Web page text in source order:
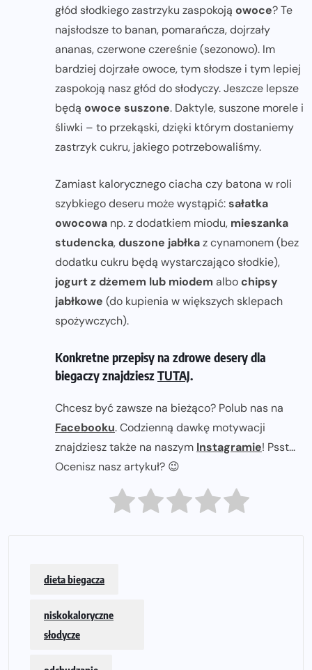
głód słodkiego zastrzyku zaspokoją owoce? Te
najsłodsze to banan, pomarańcza, dojrzały
ananas, czerwone czereśnie (sezonowo). Im
bardziej dojrzałe owoce, tym słodsze i tym lepiej
zaspokoją nasz głód do słodyczy. Jeszcze lepsze
będą owoce suszone. Daktyle, suszone morele i
śliwki – to przekąski, dzięki którym dostaniemy
zastrzyk cukru, jakiego potrzebowaliśmy.
Zamiast kalorycznego ciacha czy batona w roli
szybkiego deseru może wystąpić:sałatka
owocowa np. z dodatkiem miodu, mieszanka
studencka,duszone jabłkaz cynamonem (bez
dodatku cukru będą wystarczająco słodkie),
jogurt z dżemem lub miodem albochipsy
jabłkowe (do kupienia w większych sklepach
spożywczych).
Konkretne przepisy na zdrowe desery dla
biegaczy znajdzieszTUTAJ.
Chcesz być zawsze na bieżąco? Polub nas na
Facebooku. Codzienną dawkę motywacji
znajdziesz także na naszym Instagramie! Psst...
Ocenisz nasz artykuł? 😉
dieta biegacza
niskokaloryczne
słodycze